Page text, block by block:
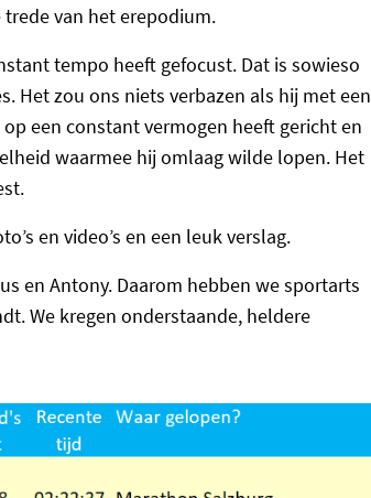
van het erepodium.
tempo heeft gefocust. Dat is sowieso
Het zou ons niets verbazen als hij met een
een constant vermogen heeft gericht en
waarmee hij omlaag wilde lopen. Het
en video’s en een leuk verslag.
en Antony. Daarom hebben we sportarts
We kregen onderstaande, heldere